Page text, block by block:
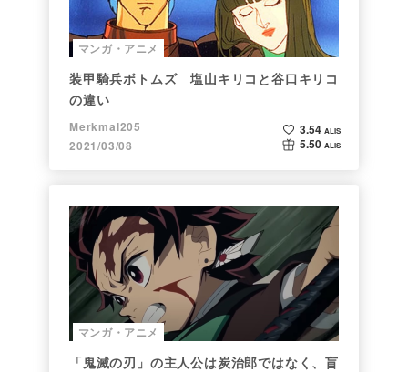
マンガ・アニメ
装甲騎兵ボトムズ 塩山キリコと谷口キリコ
の違い
Merkmal205
2021/03/08
3.54 ALIS
5.50 ALIS
マンガ・アニメ
「鬼滅の刃」の主人公は炭治郎ではなく、盲